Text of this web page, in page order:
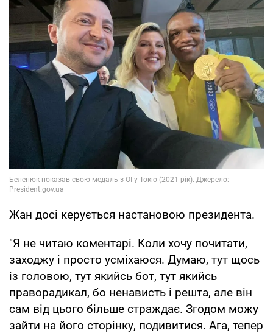
Жан досі керується настановою президента.
"Я не читаю коментарі. Коли хочу почитати,
заходжу і просто усміхаюся. Думаю, тут щось
із головою, тут якийсь бот, тут якийсь
праворадикал, бо ненависть і решта, але він
сам від цього більше страждає. Згодом можу
зайти на його сторінку, подивитися. Ага, тепер